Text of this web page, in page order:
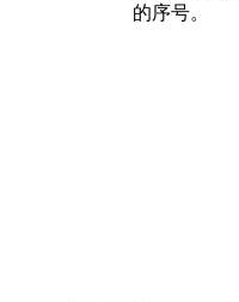
的序号。